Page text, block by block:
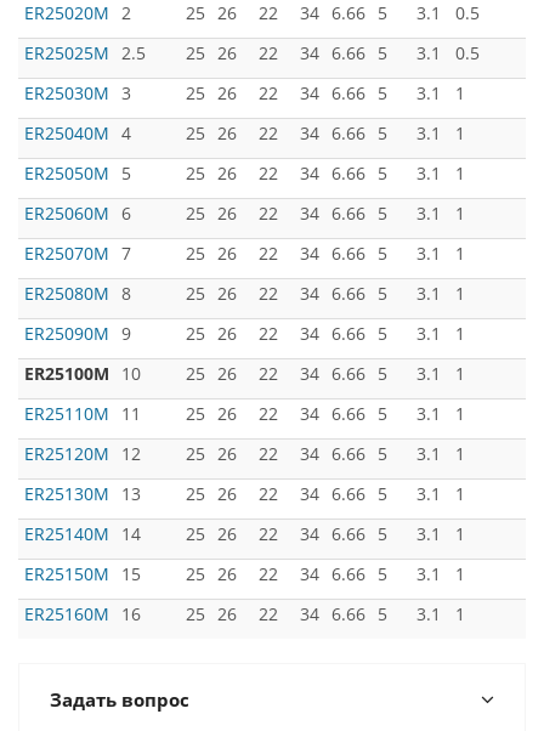
ER25020M 2 25 26 22 34 6.66 5 3.1
0.5
ER25025M 2.5 25 26 22 34 6.66 5 3.1
0.5
ER25030M 3 25 26 22 34 6.66 5 3.1
1
ER25040M 4 25 26 22 34 6.66 5 3.1
1
ER25050M
5 25 26 22 34 6.66 5 3.1
1
ER25060M 6 25 26 22 34 6.66 5 3.1
1
ER25070M 7 25 26 22 34 6.66 5 3.1
1
ER25080M 8 25 26 22 34 6.66 5 3.1
1
ER25090M 9 25 26 22 34 6.66 5 3.1
1
ER25100M
10 25 26 22 34 6.66 5 3.1
1
ER25110M
11 25 26 22 34 6.66 5 3.1
1
ER25120M
12 25 26 22 34 6.66 5 3.1
1
ER25130M
13 25 26 22 34 6.66 5 3.1
1
ER25140M
14 25 26 22 34 6.66 5 3.1
1
ER25150M
15 25 26 22 34 6.66 5 3.1
1
ER25160M
16 25 26 22 34 6.66 5 3.1 1
Задать вопрос